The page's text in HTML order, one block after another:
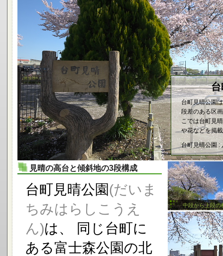
台
台町見晴公園
段差のある区
こでは台町見
や花などを掲
台町見晴公園 :
見晴の高台と傾斜地の3段構成
台町見晴公園(だいま
ちみはらしこうえ
ん)は、 同じ台町に
ある富士森公園の北
中段から上段の